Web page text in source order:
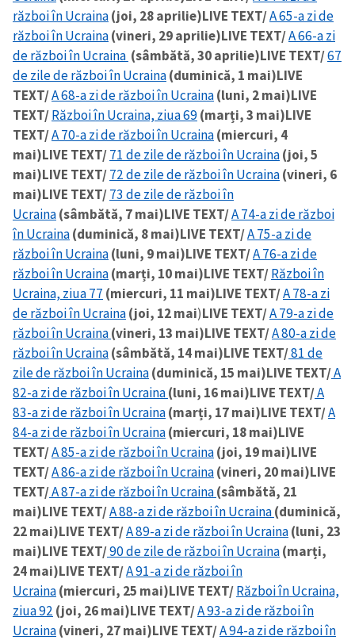
Trimite o informație
Despre ZdG
in English
на русском
război în Ucraina(joi, 28 aprilie)LIVE TEXT/A 65-a zi de
război în Ucraina(vineri, 29 aprilie)LIVE TEXT/A 66-a zi
de război în Ucraina (sâmbătă, 30 aprilie)LIVE TEXT/67
de zile de război în Ucraina(duminică, 1 mai)LIVE
TEXT/A 68-a zi de război în Ucraina(luni, 2 mai)LIVE
TEXT/Război în Ucraina, ziua 69(marți, 3 mai)LIVE
TEXT/A 70-a zi de război în Ucraina(miercuri, 4
mai)LIVE TEXT/71 de zile de război în Ucraina(joi, 5
mai)LIVE TEXT/72 de zile de război în Ucraina(vineri, 6
mai)LIVE TEXT/73 de zile de război în
Ucraina(sâmbătă, 7 mai)LIVE TEXT/A 74-a zi de război
în Ucraina(duminică, 8 mai)LIVE TEXT/A 75-a zi de
război în Ucraina(luni, 9 mai)LIVE TEXT/A 76-a zi de
război în Ucraina(marți, 10 mai)LIVE TEXT/Război în
Ucraina, ziua 77 (miercuri, 11 mai)LIVE TEXT/A 78-a zi
de război în Ucraina(joi, 12 mai)LIVE TEXT/A 79-a zi de
război în Ucraina(vineri, 13 mai)LIVE TEXT/A 80-a zi de
război în Ucraina(sâmbătă, 14 mai)LIVE TEXT/81 de
zile de război în Ucraina(duminică, 15 mai)LIVE TEXT/A
82-a zi de război în Ucraina(luni, 16 mai)LIVE TEXT/A
83-a zi de război în Ucraina(marți, 17 mai)LIVE TEXT/A
84-a zi de război în Ucraina(miercuri, 18 mai)LIVE
TEXT/A 85-a zi de război în Ucraina(joi, 19 mai)LIVE
TEXT/A 86-a zi de război în Ucraina(vineri, 20 mai)LIVE
TEXT/A 87-a zi de război în Ucraina(sâmbătă, 21
mai)LIVE TEXT/A 88-a zi de război în Ucraina(duminică,
22 mai)LIVE TEXT/A 89-a zi de război în Ucraina(luni, 23
mai)LIVE TEXT/90 de zile de război în Ucraina(marți,
24 mai)LIVE TEXT/A 91-a zi de război în
Ucraina(miercuri, 25 mai)LIVE TEXT/Război în Ucraina,
ziua 92 (joi, 26 mai)LIVE TEXT/A 93-a zi de război în
Ucraina(vineri, 27 mai)LIVE TEXT/A 94-a zi de război în